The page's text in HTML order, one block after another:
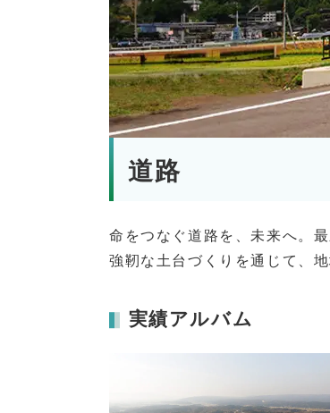
道路
命をつなぐ道路を、未来へ。
強靭な土台づくりを通じて、
実績アルバム